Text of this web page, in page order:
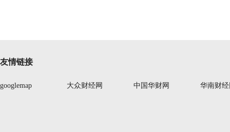
友情链接
googlemap 大众财经网 中国华财网 华南财